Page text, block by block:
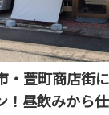
・萱町商店街
！昼飲みから